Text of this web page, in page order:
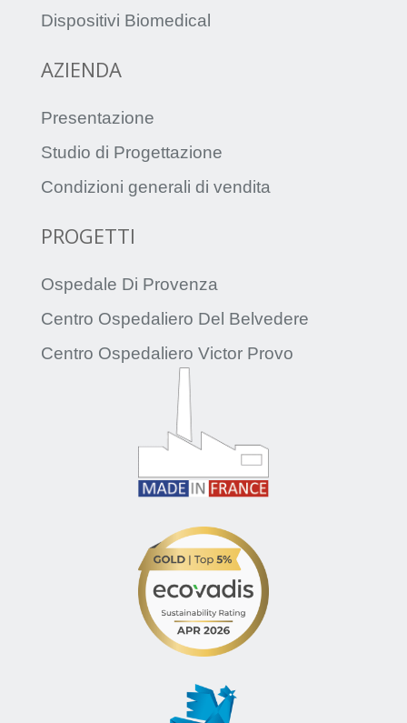
Dispositivi Biomedical
AZIENDA
Presentazione
Studio di Progettazione
Condizioni generali di vendita
PROGETTI
Ospedale Di Provenza
Centro Ospedaliero Del Belvedere
Centro Ospedaliero Victor Provo